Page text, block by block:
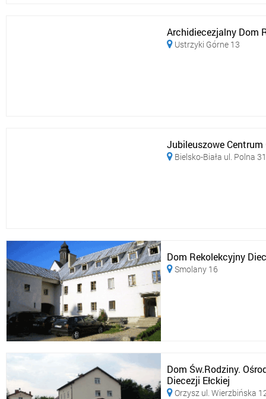
Archidiecezjalny Dom
 Ustrzyki Górne 13
Jubileuszowe
 Bielsko-Biała ul. Polna 31
Dom Rekolekcyjny
Smolany 16
Dom Św.Rodziny.
Diecezji Ełckiej
Orzysz ul. Wierzbińska